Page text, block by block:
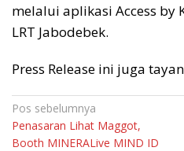
melalui aplikasi Access by
LRT Jabodebek.
Press Release ini juga
Navigasi
pos
Pos sebelumnya
Penasaran Lihat Maggot,
Booth MINERALive MIND ID